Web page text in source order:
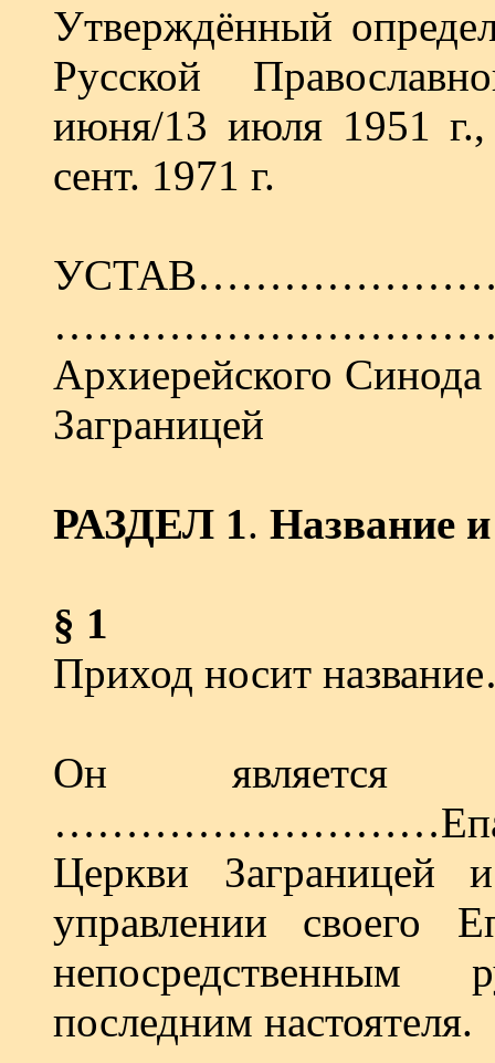
Утверждённый
Русской
июня/13 июля 1951
сент. 1971 г.
Архиерейского
Заграницей
РАЗДЕЛ 1. Название
§ 1
Приход носит
Он является
Церкви Заграницей
управлении своего
непосредственным
последним настоятеля.